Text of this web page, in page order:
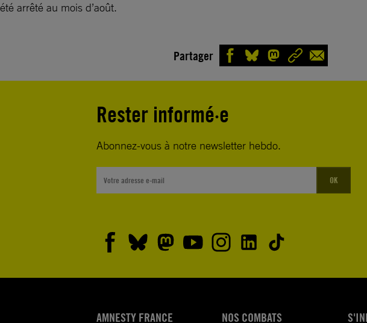
été arrêté au mois d’août.
Partager
Rester informé·e
Abonnez-vous à notre newsletter hebdo.
OK
AMNESTY FRANCE NOS COMBATS